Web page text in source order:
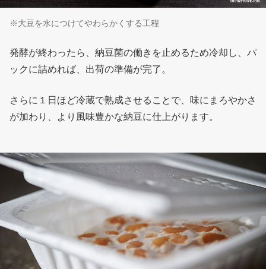
※大豆を水につけてやわらかくする工程
発酵が終わったら、納豆菌の働きを止めるため冷却し、パ
ックに詰めれば、出荷の準備が完了。
さらに１日ほど冷蔵で熟成させることで、味にまろやかさ
が加わり、より風味豊かな納豆に仕上がります。